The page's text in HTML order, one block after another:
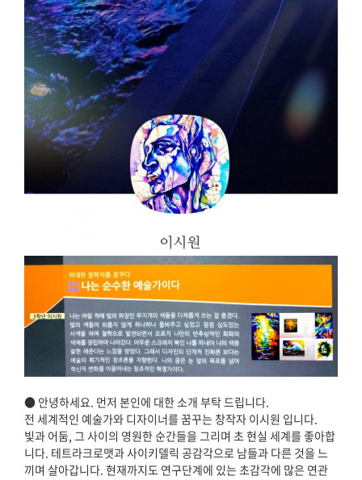
● 안녕하세요. 먼저 본인에 대한 소개 부탁 드립니다.
전 세계적인 예술가와 디자이너를 꿈꾸는 창작자 이시원 입니다.
빛과 어둠, 그 사이의 영원한 순간들을 그리며 초 현실 세계를 좋아합
니다. 테트라크로맷과 사이키델릭 공감각으로 남들과 다른 것을 느
끼며 살아갑니다. 현재까지도 연구단계에 있는 초감각에 많은 연관